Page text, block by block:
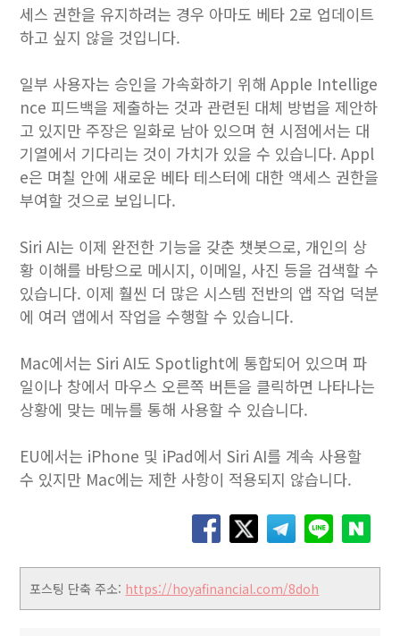
세스 권한을 유지하려는 경우 아마도 베타 2로 업데이트
하고 싶지 않을 것입니다.
일부 사용자는 승인을 가속화하기 위해 Apple Intellige
nce 피드백을 제출하는 것과 관련된 대체 방법을 제안하
고 있지만 주장은 일화로 남아 있으며 현 시점에서는 대
기열에서 기다리는 것이 가치가 있을 수 있습니다. Appl
e은 며칠 안에 새로운 베타 테스터에 대한 액세스 권한을
부여할 것으로 보입니다.
Siri AI는 이제 완전한 기능을 갖춘 챗봇으로, 개인의 상
황 이해를 바탕으로 메시지, 이메일, 사진 등을 검색할 수
있습니다. 이제 훨씬 더 많은 시스템 전반의 앱 작업 ​​덕분
에 여러 앱에서 작업을 수행할 수 있습니다.
Mac에서는 ‌Siri‌ AI도 Spotlight에 통합되어 있으며 파
일이나 창에서 마우스 오른쪽 버튼을 클릭하면 나타나는
상황에 맞는 메뉴를 통해 사용할 수 있습니다.
EU에서는 iPhone 및 iPad에서 Siri AI를 계속 사용할
수 있지만 Mac에는 제한 사항이 적용되지 않습니다.
포스팅 단축 주소: https://hoyafinancial.com/8doh